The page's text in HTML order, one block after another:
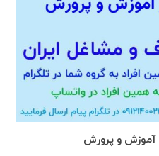
آموزش و پرورش